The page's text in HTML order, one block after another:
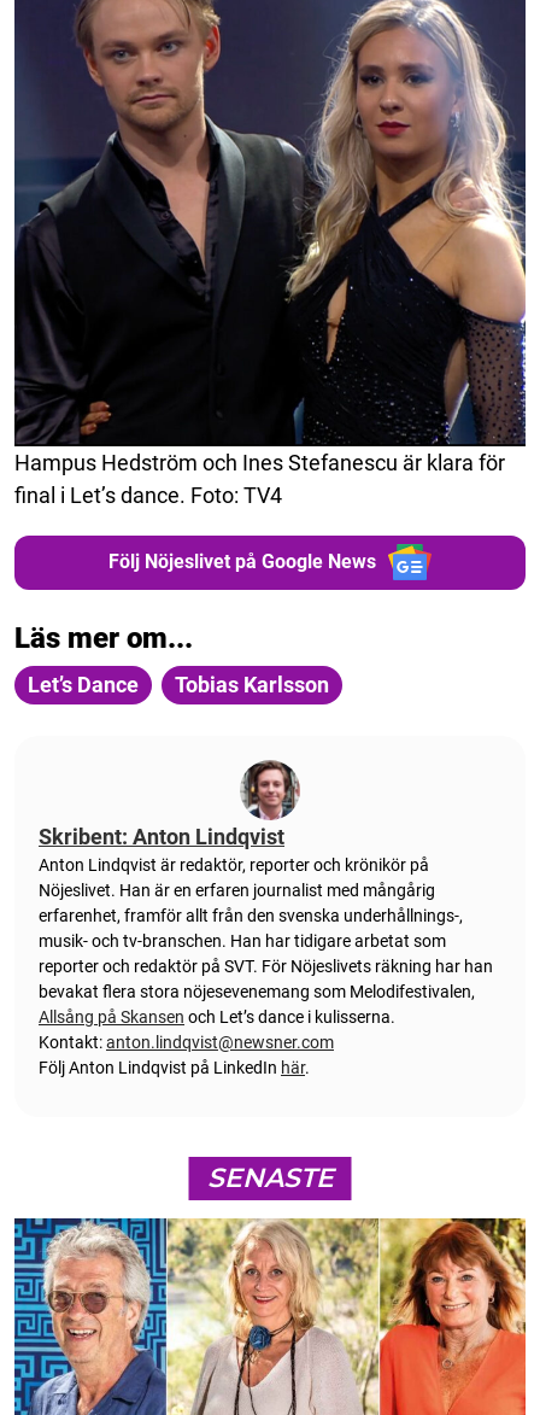
Hampus Hedström och Ines Stefanescu är klara för
final i Let’s dance. Foto: TV4
Följ Nöjeslivet på Google News
Läs mer om...
Let’s Dance Tobias Karlsson
Skribent: Anton Lindqvist
Anton Lindqvist är redaktör, reporter och krönikör på
Nöjeslivet. Han är en erfaren journalist med mångårig
erfarenhet, framför allt från den svenska underhållnings-,
musik- och tv-branschen. Han har tidigare arbetat som
reporter och redaktör på SVT. För Nöjeslivets räkning har han
bevakat flera stora nöjesevenemang som Melodifestivalen,
Allsång på Skansen och Let’s dance i kulisserna.
Kontakt:anton.lindqvist@newsner.com
Följ Anton Lindqvist på LinkedIn här.
SENASTE